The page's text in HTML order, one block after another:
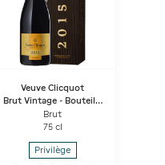
Veuve Clicquot
Brut Vintage - Bouteille
Sous coffret
Brut
75 cl
Privilège